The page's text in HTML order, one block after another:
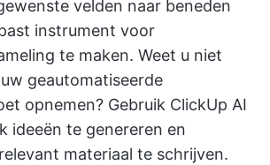
velden naar beneden
instrument voor
te maken. Weet u niet
geautomatiseerde
opnemen? Gebruik ClickUp AI
ideeën te genereren en
materiaal te schrijven.